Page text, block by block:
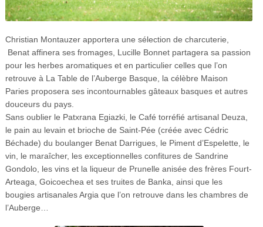
Christian Montauzer apportera une sélection de charcuterie,
Benat affinera ses fromages, Lucille Bonnet partagera sa passion
pour les herbes aromatiques et en particulier celles que l’on
retrouve à La Table de l’Auberge Basque, la célèbre Maison
Paries proposera ses incontournables gâteaux basques et autres
douceurs du pays.
Sans oublier le Patxrana Egiazki, le Café torréfié artisanal Deuza,
le pain au levain et brioche de Saint-Pée (créée avec Cédric
Béchade) du boulanger Benat Darrigues, le Piment d’Espelette, le
vin, le maraîcher, les exceptionnelles confitures de Sandrine
Gondolo, les vins et la liqueur de Prunelle anisée des frères Fourt-
Arteaga, Goicoechea et ses truites de Banka, ainsi que les
bougies artisanales Argia que l’on retrouve dans les chambres de
l’Auberge…